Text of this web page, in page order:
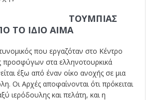
ΤΟΥΜΠΙΑΣ
ΤΟ ΙΔΙΟ ΑΙΜΑ
που εργαζόταν στο Κέντρο
στα ελληνοτουρκικά
έξω από έναν οίκο ανοχής σε μια
Οι Αρχές αποφαίνονται ότι πρόκειται
ιερόδουλης και πελάτη, και η